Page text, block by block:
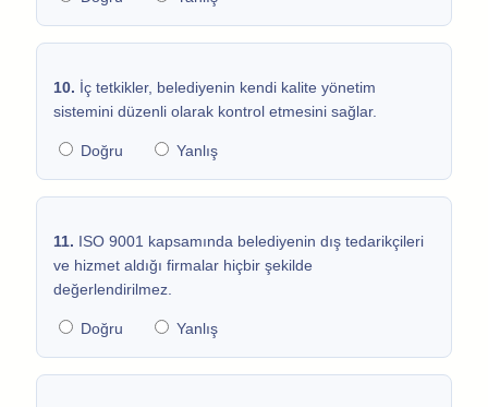
10. İç tetkikler, belediyenin kendi kalite yönetim
sistemini düzenli olarak kontrol etmesini sağlar.
Doğru Yanlış
11. ISO 9001 kapsamında belediyenin dış tedarikçileri
ve hizmet aldığı firmalar hiçbir şekilde
değerlendirilmez.
Doğru Yanlış